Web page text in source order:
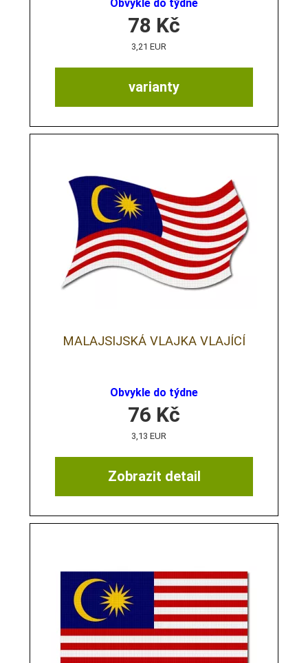
Obvykle do týdne
varianty
78 Kč
3,21 EUR
MALAJSIJSKÁ VLAJKA VLAJÍCÍ
Obvykle do týdne
Zobrazit detail
76 Kč
3,13 EUR